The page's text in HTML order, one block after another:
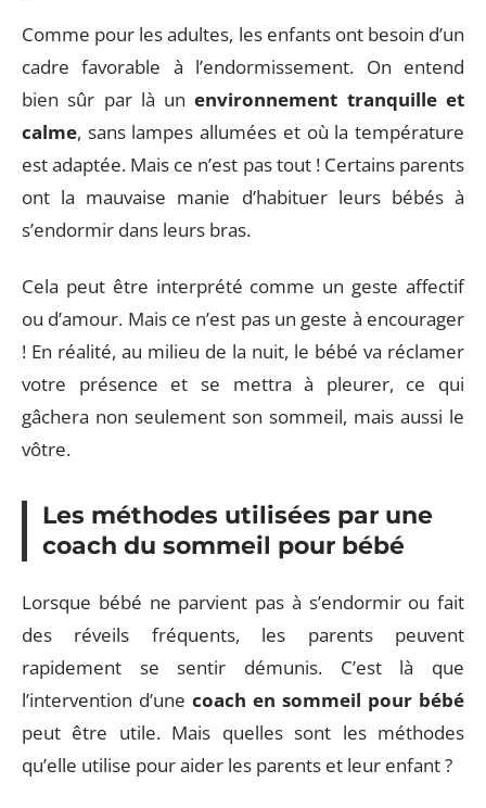
Comme pour les adultes, les enfants ont besoin d’un
cadre favorable à l’endormissement. On entend
bien sûr par là unenvironnement tranquille et
calme, sans lampes allumées et où la température
est adaptée. Mais ce n’est pas tout ! Certains parents
ont la mauvaise manie d’habituer leurs bébés à
s’endormir dans leurs bras.
Cela peut être interprété comme un geste affectif
ou d’amour. Mais ce n’est pas un geste à encourager
! En réalité, au milieu de la nuit, le bébé va réclamer
votre présence et se mettra à pleurer, ce qui
gâchera non seulement son sommeil, mais aussi le
vôtre.
Les méthodes utilisées par une
coach du sommeil pour bébé
Lorsque bébé ne parvient pas à s’endormir ou fait
des réveils fréquents, les parents peuvent
rapidement se sentir démunis. C’est là que
l’intervention d’une coach en sommeil pour bébé
peut être utile. Mais quelles sont les méthodes
qu’elle utilise pour aider les parents et leur enfant ?